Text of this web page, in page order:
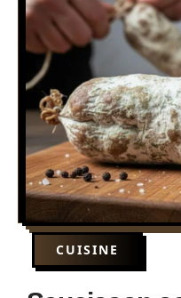
CUISINE